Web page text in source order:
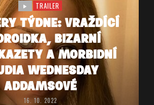
TRAILER
TÝDNE: VRAŽDÍCÍ
BIZARNÍ
A MORBIDNÍ
WEDNESDAY
ADDAMSOVÉ
16. 10. 2022